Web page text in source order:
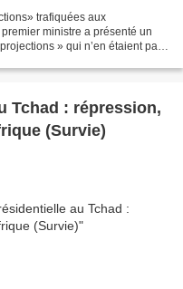
trafiquées aux
ministre a présenté un
» qui n’en étaient pas.
Tchad : répression,
(Survie)